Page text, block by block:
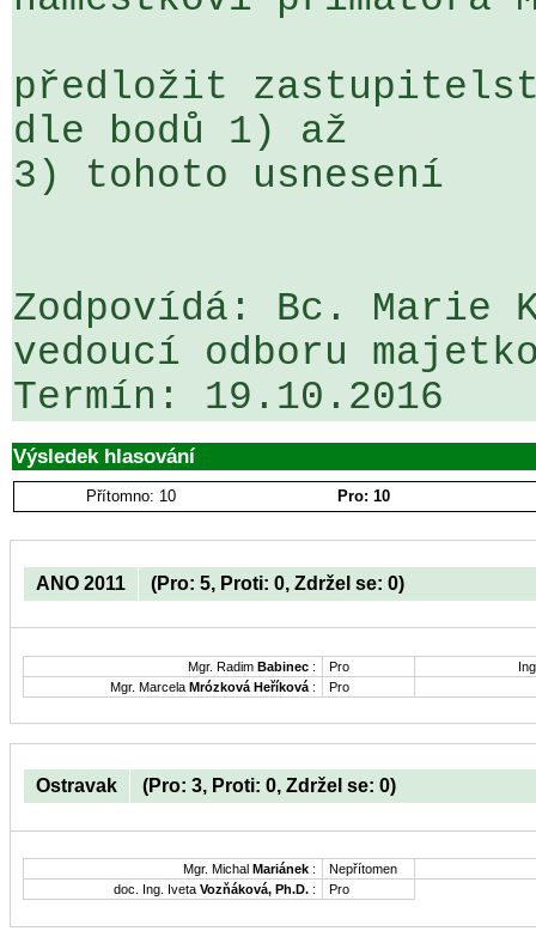
předložit
dle bodů 1) až
3) tohoto usnesení
Zodpovídá: Bc. Marie
vedoucí odboru
Výsledek hlasování
Přítomno: 10 Pro: 10
ANO 2011 (Pro: 5, Proti: 0, Zdržel se: 0)
Mgr. Radim Babinec : Pro
Mgr. Marcela Mrózková Heříková : Pro
Ostravak (Pro: 3, Proti: 0, Zdržel se: 0)
Mgr. Michal Mariánek :
Nepřítomen
doc. Ing. Iveta Vozňáková, Ph.D. : Pro